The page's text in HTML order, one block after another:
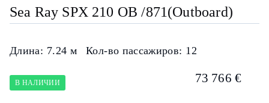
Sea Ray SPX 210 OB /871(Outboard)
Длина: 7.24 м Кол-во пассажиров: 12
В НАЛИЧИИ 73 766 €